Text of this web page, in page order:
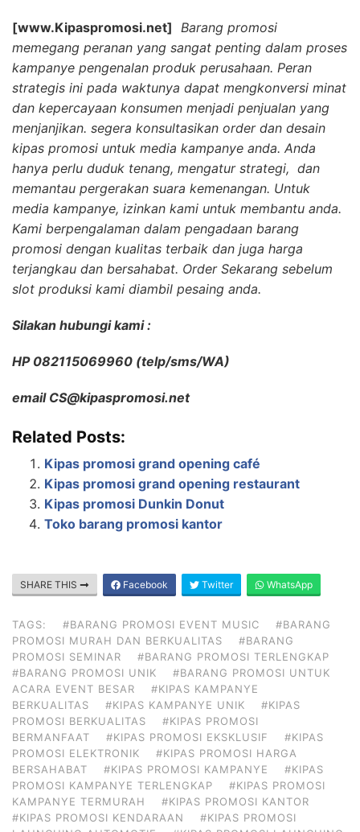
[www.Kipaspromosi.net] Barang promosi
memegang peranan yang sangat penting dalam proses
kampanye pengenalan produk perusahaan. Peran
strategis ini pada waktunya dapat mengkonversi minat
dan kepercayaan konsumen menjadi penjualan yang
menjanjikan. segera konsultasikan order dan desain
kipas promosi untuk media kampanye anda. Anda
hanya perlu duduk tenang, mengatur strategi, dan
memantau pergerakan suara kemenangan. Untuk
media kampanye, izinkan kami untuk membantu anda.
Kami berpengalaman dalam pengadaan barang
promosi dengan kualitas terbaik dan juga harga
terjangkau dan bersahabat. Order Sekarang sebelum
slot produksi kami diambil pesaing anda.
Silakan hubungi kami :
HP 082115069960 (telp/sms/WA)
email CS@kipaspromosi.net
Related Posts:
Kipas promosi grand opening café
Kipas promosi grand opening restaurant
Kipas promosi Dunkin Donut
Toko barang promosi kantor
SHARE THIS Facebook Twitter WhatsApp
TAGS: #BARANG PROMOSI EVENT MUSIC
#BARANG
PROMOSI MURAH DAN BERKUALITAS
#BARANG
PROMOSI SEMINAR
#BARANG PROMOSI TERLENGKAP
#BARANG PROMOSI UNIK
#BARANG PROMOSI UNTUK
ACARA EVENT BESAR
#KIPAS KAMPANYE
BERKUALITAS
#KIPAS KAMPANYE UNIK
#KIPAS
PROMOSI BERKUALITAS
#KIPAS PROMOSI
BERMANFAAT
#KIPAS PROMOSI EKSKLUSIF
#KIPAS
PROMOSI ELEKTRONIK
#KIPAS PROMOSI HARGA
BERSAHABAT
#KIPAS PROMOSI KAMPANYE
#KIPAS
PROMOSI KAMPANYE TERLENGKAP
#KIPAS PROMOSI
KAMPANYE TERMURAH
#KIPAS PROMOSI KANTOR
#KIPAS PROMOSI KENDARAAN
#KIPAS PROMOSI